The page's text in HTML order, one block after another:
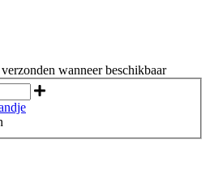
wanneer beschikbaar